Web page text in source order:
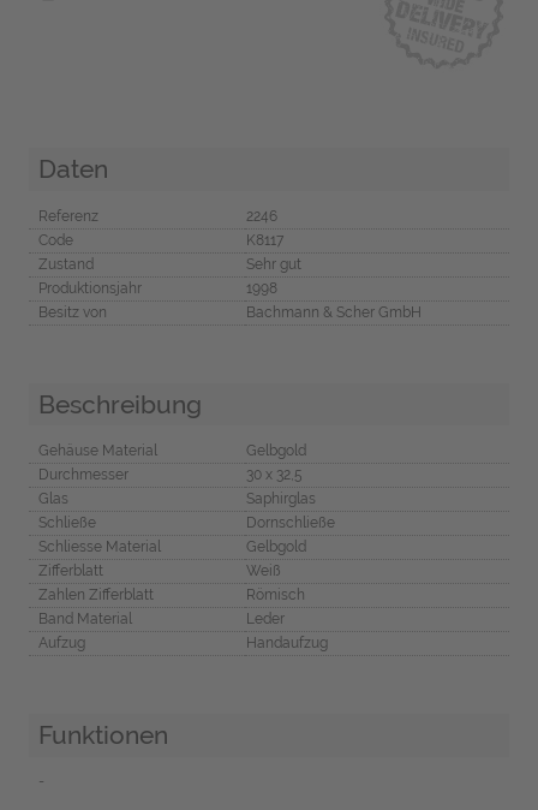
Daten
Referenz
2246
Code
K8117
Zustand
Sehr gut
Produktionsjahr
1998
Besitz von
Bachmann & Scher GmbH
Beschreibung
Gehäuse Material
Gelbgold
Durchmesser
30 x 32,5
Glas
Saphirglas
Schließe
Dornschließe
Schliesse Material
Gelbgold
Zifferblatt
Weiß
Zahlen Zifferblatt
Römisch
Band Material
Leder
Aufzug
Handaufzug
Funktionen
-